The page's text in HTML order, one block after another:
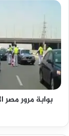
بوابة
الإلكترونية..
طريقة
الاستعلام
عن
مخالفات
المرور
بسهولة
بوابة مرور مصر